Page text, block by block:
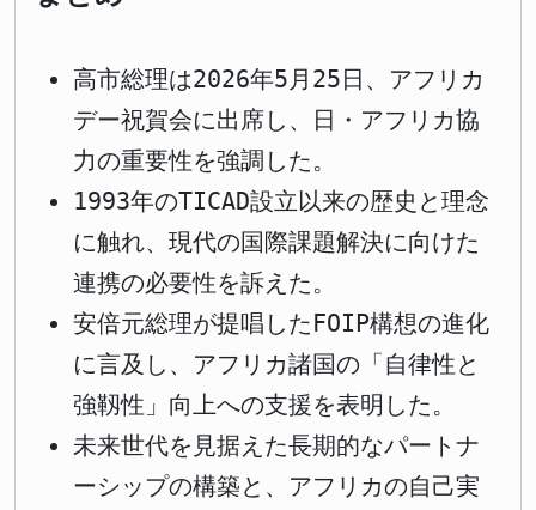
高市総理は2026年5月25日、アフリカ
デー祝賀会に出席し、日・アフリカ協
力の重要性を強調した。
1993年のTICAD設立以来の歴史と理念
に触れ、現代の国際課題解決に向けた
連携の必要性を訴えた。
安倍元総理が提唱したFOIP構想の進化
に言及し、アフリカ諸国の「自律性と
強靱性」向上への支援を表明した。
未来世代を見据えた長期的なパートナ
ーシップの構築と、アフリカの自己実